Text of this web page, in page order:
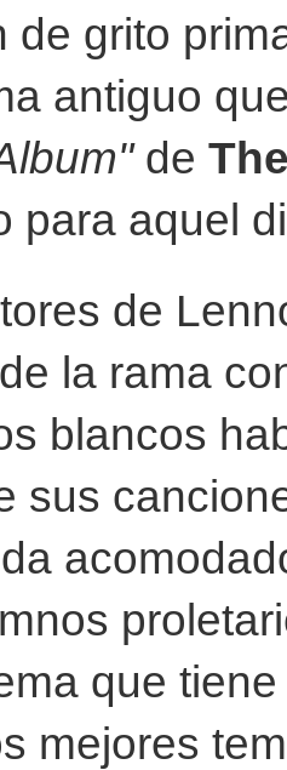
de grito
antiguo
de
para aquel
de
la rama
blancos
sus
que
mejores